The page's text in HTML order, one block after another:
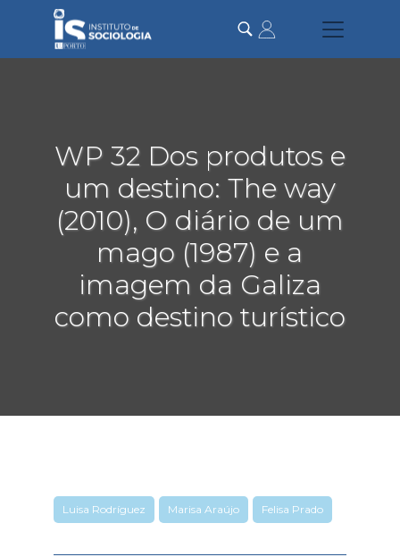
conteúdo
WP 32 Dos produtos e
um destino: The way
(2010), O diário de um
mago (1987) e a
imagem da Galiza
como destino turístico
Luisa Rodríguez Marisa Araújo Felisa Prado